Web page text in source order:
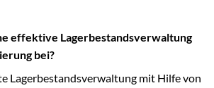
effektive Lagerbestandsverwaltung
bei?
Lagerbestandsverwaltung mit Hilfe von